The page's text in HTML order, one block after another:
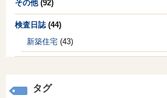
その他(92)
検査日誌(44)
新築住宅 (43)
タグ